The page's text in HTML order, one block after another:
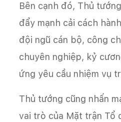
Bên cạnh đó, Thủ
đẩy mạnh cải cách
đội ngũ cán bộ, công
chuyên nghiệp, kỷ
ứng yêu cầu nhiệm vụ
Thủ tướng cũng nhấn
vai trò của Mặt trận Tổ